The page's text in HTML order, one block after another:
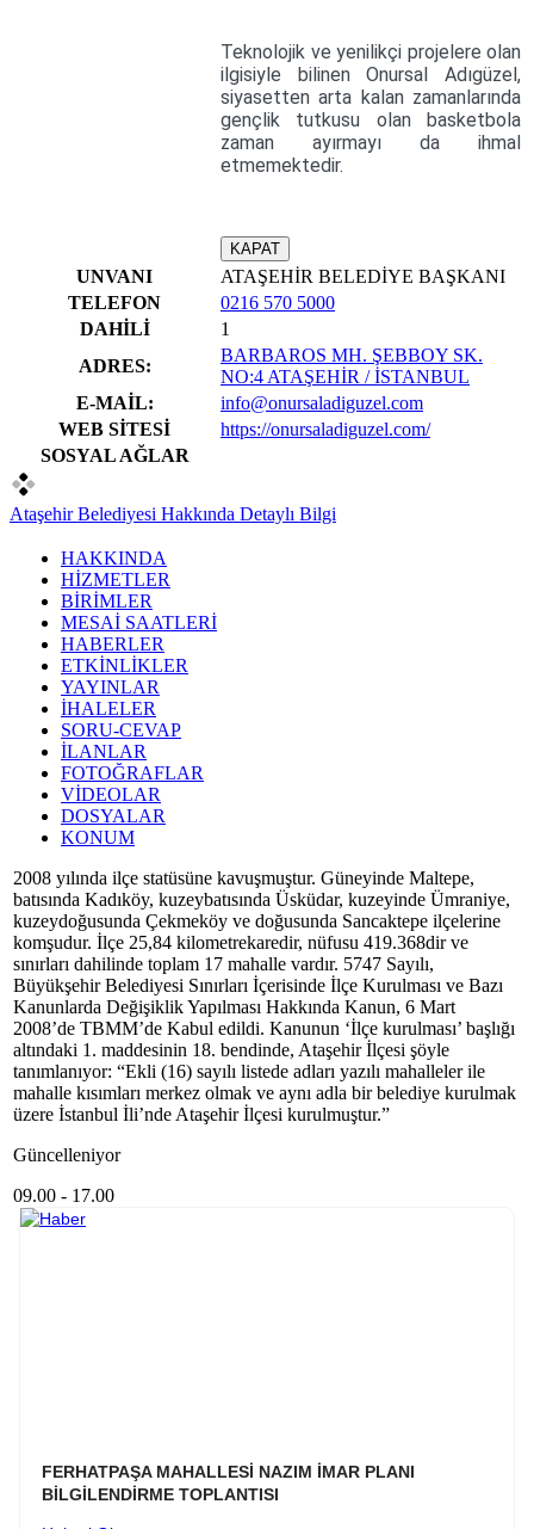
Teknolojik ve yenilikçi projelere olan
ilgisiyle bilinen Onursal Adıgüzel,
siyasetten arta kalan zamanlarında
gençlik tutkusu olan basketbola
zaman ayırmayı da ihmal
etmemektedir.
KAPAT
UNVANI
ATAŞEHİR BELEDİYE BAŞKANI
TELEFON
0216 570 5000
DAHİLİ
1
ADRES:
BARBAROS MH. ŞEBBOY SK.
NO:4 ATAŞEHİR / İSTANBUL
E-MAİL:
info@onursaladiguzel.com
WEB SİTESİ
https://onursaladiguzel.com/
SOSYAL AĞLAR
Ataşehir Belediyesi Hakkında Detaylı Bilgi
HAKKINDA
HİZMETLER
BİRİMLER
MESAİ SAATLERİ
HABERLER
ETKİNLİKLER
YAYINLAR
İHALELER
SORU-CEVAP
İLANLAR
FOTOĞRAFLAR
VİDEOLAR
DOSYALAR
KONUM
2008 yılında ilçe statüsüne kavuşmuştur. Güneyinde Maltepe,
batısında Kadıköy, kuzeybatısında Üsküdar, kuzeyinde Ümraniye,
kuzeydoğusunda Çekmeköy ve doğusunda Sancaktepe ilçelerine
komşudur. İlçe 25,84 kilometrekaredir, nüfusu 419.368dir ve
sınırları dahilinde toplam 17 mahalle vardır. 5747 Sayılı,
Büyükşehir Belediyesi Sınırları İçerisinde İlçe Kurulması ve Bazı
Kanunlarda Değişiklik Yapılması Hakkında Kanun, 6 Mart
2008’de TBMM’de Kabul edildi. Kanunun ‘İlçe kurulması’ başlığı
altındaki 1. maddesinin 18. bendinde, Ataşehir İlçesi şöyle
tanımlanıyor: “Ekli (16) sayılı listede adları yazılı mahalleler ile
mahalle kısımları merkez olmak ve aynı adla bir belediye kurulmak
üzere İstanbul İli’nde Ataşehir İlçesi kurulmuştur.”
Güncelleniyor
09.00 - 17.00
FERHATPAŞA MAHALLESİ NAZIM İMAR PLANI
BİLGİLENDİRME TOPLANTISI